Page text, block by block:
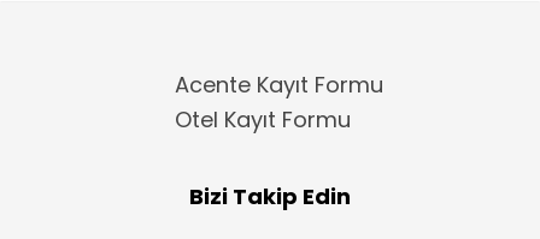
Acente Kayıt Formu
Otel Kayıt Formu
Bizi Takip Edin